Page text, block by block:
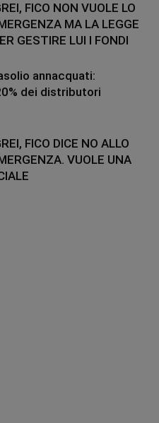
FICO NON VUOLE LO
MA LA LEGGE
GESTIRE LUI I FONDI
annacquati:
dei distributori
FICO DICE NO ALLO
VUOLE UNA